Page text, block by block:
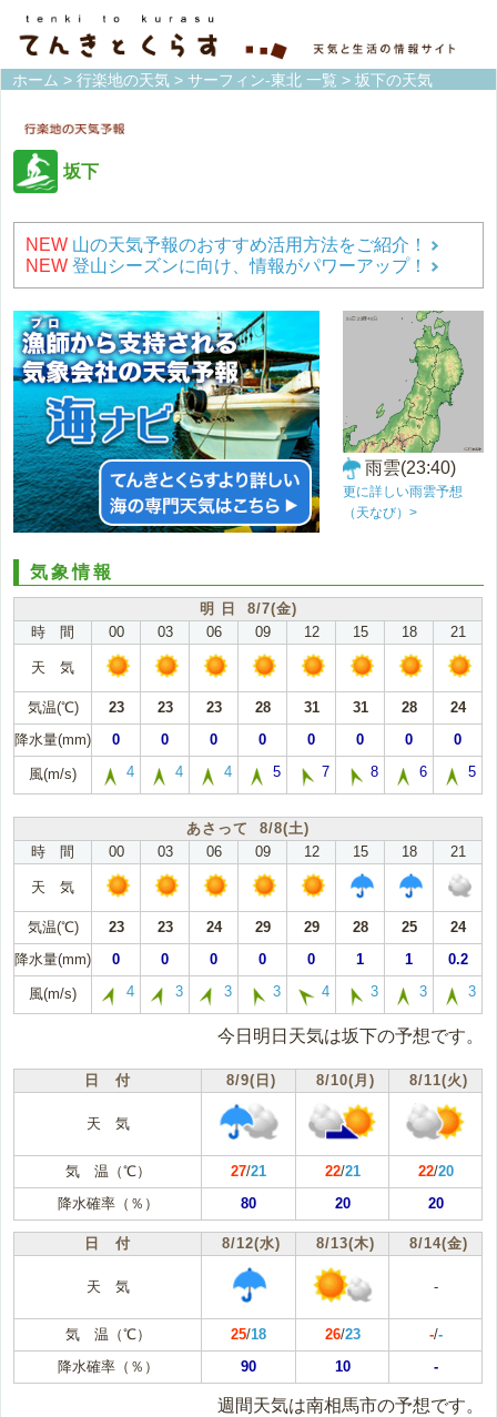
ホーム > 行楽地の天気 > サーフィン-東北 一覧 > 坂下の天気
坂下
NEW 山の天気予報のおすすめ活用方法をご紹介！
NEW 登山シーズンに向け、情報がパワーアップ！
雨雲(23:40)
更に詳しい雨雲予想
（天なび）>
気象情報
明 日 8/7(金)
時 間
00 03 06 09 12 15 18 21
天 気
気温(℃) 23 23 23 28 31 31 28
24
降水量(mm)
0 0 0 0 0 0 0 0
風(m/s) 4 4 4 5 7 8 6 5
あさって 8/8(土)
時 間
00 03 06 09 12 15 18 21
天 気
気温(℃) 23 23 24 29 29 28 25
24
降水量(mm)
0 0 0 0 0 1 1 0.2
風(m/s) 4 3 3 3 4 3 3 3
今日明日天気は坂下の予想です。
日 付 8/9(日) 8/10(月) 8/11(火)
天 気
気 温（℃） 27/21 22/21 22/20
降水確率（％）
80 20 20
日 付 8/12(水) 8/13(木) 8/14(金)
天 気 -
気 温（℃） 25/18 26/23 -/-
降水確率（％）
90 10 -
週間天気は南相馬市の予想です。